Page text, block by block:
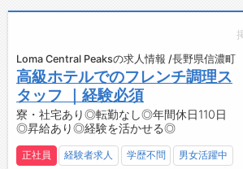
調理に関しては一通り食事
習得し、ご理解いただいて
Loma Central Peaksの求人情報 /長野県信濃町
高級ホテルでのフレンチ調理ス
タッフ ｜経験必須
寮・社宅あり◎転勤なし◎年間休日110日
◎昇給あり◎経験を活かせる◎
正社員 経験者求人 学歴不問 男女活躍中